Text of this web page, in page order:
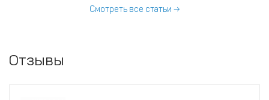
роботов, для управлени
руками.
Смотреть все статьи →
Отзывы